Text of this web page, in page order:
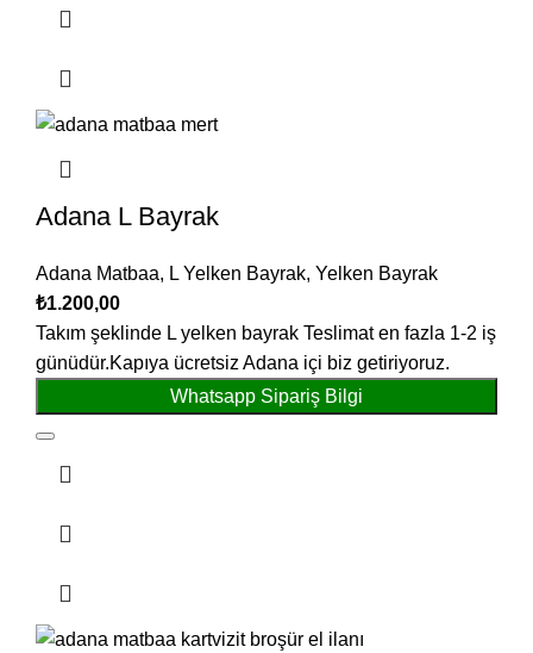
Adana L Bayrak
Adana Matbaa, L Yelken Bayrak, Yelken Bayrak
₺1.200,00
Takım şeklinde L yelken bayrak Teslimat en fazla 1-2 iş
günüdür.Kapıya ücretsiz Adana içi biz getiriyoruz.
Whatsapp Sipariş Bilgi